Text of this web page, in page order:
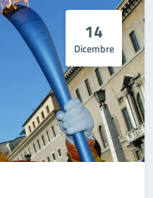
14
Dicembre